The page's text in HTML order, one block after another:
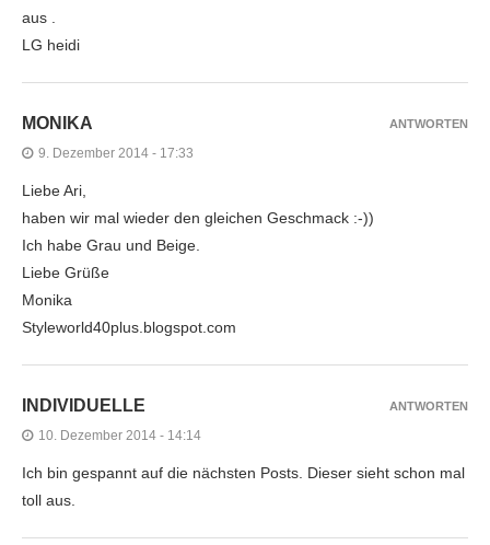
aus .
LG heidi
MONIKA
9. Dezember 2014 - 17:33
Liebe Ari,
haben wir mal wieder den gleichen Geschmack :-))
Ich habe Grau und Beige.
Liebe Grüße
Monika
Styleworld40plus.blogspot.com
ANTWORTEN
INDIVIDUELLE
10. Dezember 2014 - 14:14
Ich bin gespannt auf die nächsten Posts. Dieser sieht schon mal
toll aus.
ANTWORTEN